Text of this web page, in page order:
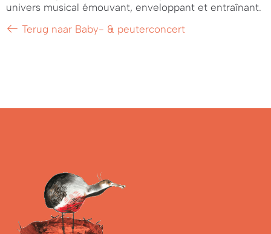
univers musical émouvant, enveloppant et entraînant.
Terug naar Baby- & peuterconcert